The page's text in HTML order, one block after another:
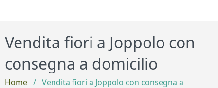
Vendita fiori a Joppolo con
consegna a domicilio
Home / Vendita fiori a Joppolo con consegna a